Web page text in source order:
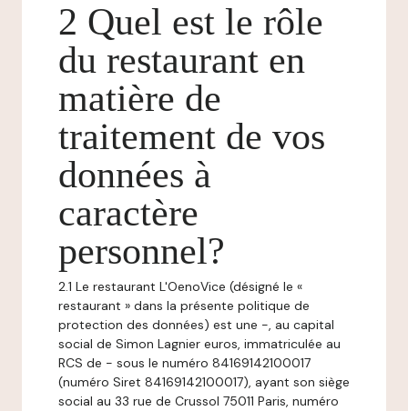
2 Quel est le rôle
du restaurant en
matière de
traitement de vos
données à
caractère
personnel?
2.1 Le restaurant L'OenoVice (désigné le «
restaurant » dans la présente politique de
protection des données) est une -, au capital
social de Simon Lagnier euros, immatriculée au
RCS de - sous le numéro 84169142100017
(numéro Siret 84169142100017), ayant son siège
social au 33 rue de Crussol 75011 Paris, numéro